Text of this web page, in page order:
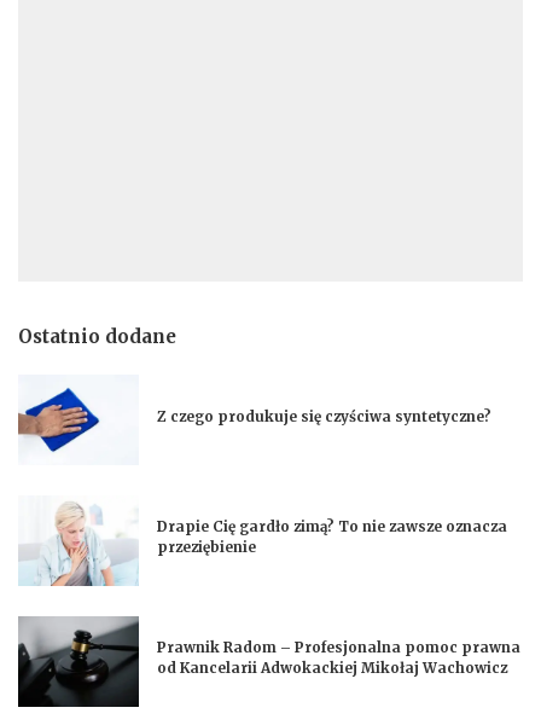
Ostatnio dodane
Z czego produkuje się czyściwa syntetyczne?
Drapie Cię gardło zimą? To nie zawsze oznacza
przeziębienie
Prawnik Radom – Profesjonalna pomoc prawna
od Kancelarii Adwokackiej Mikołaj Wachowicz